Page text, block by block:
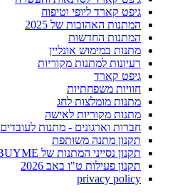
גיפט קארד ליופי וטיפוח
המתנות האהובות של 2025
המתנות החדשות
מתנות במימוש אונליין
רעיונות למתנות מקוריות
גיפט קארד
חוויות משפחתיות
מתנות מומלצות לחג
מתנות מקוריות לאישה
חברות וארגונים - מתנות לעובדים
תקנון מתנה משותפת
תקנון נסייני המתנות של BUYME
תקנון פעילות ט"ו באב 2026
privacy policy